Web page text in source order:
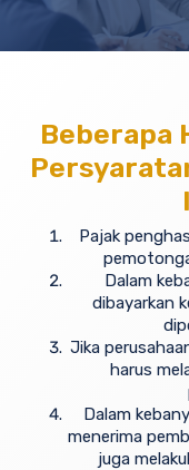
Beberapa
Pajak
Dalam
dibayarkan
Jika
harus
Dalam
menerima
juga